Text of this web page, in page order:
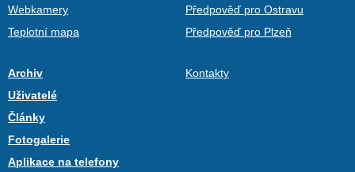
Webkamery
Teplotní mapa
Předpověď pro Ostravu
Předpověď pro Plzeň
Archiv
Uživatelé
Články
Fotogalerie
Aplikace na telefony
Kontakty